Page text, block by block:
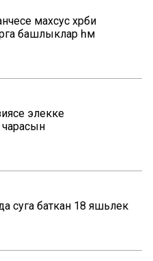
махсус хәрби
башлыклар һәм
элекке
чарасын
суга баткан 18 яшьлек